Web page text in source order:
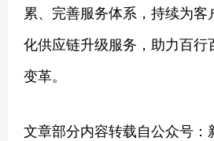
累、完善服务体系，持续为
化供应链升级服务，助力百行
变革。
文章部分内容转载自公众号：